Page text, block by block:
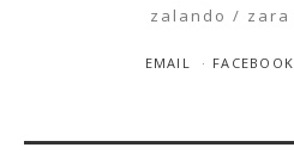
zalando
zara
EMAIL FACEBOOK